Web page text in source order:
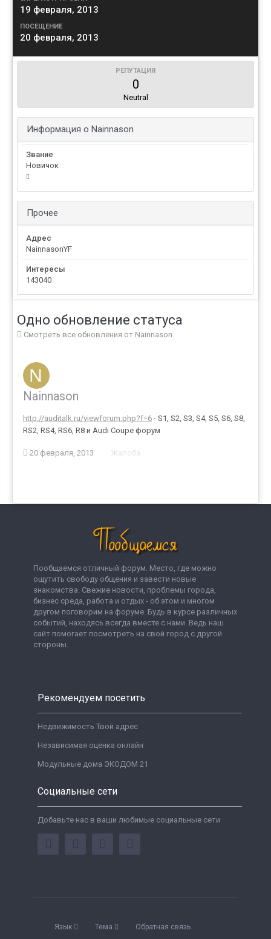
19 февраля, 2013
ПОСЕЩЕНИЕ
20 февраля, 2013
РЕПУТАЦИЯ
0
Neutral
Информация о Nainnason
Звание
Новичок
Прочее
Адрес
NainnasonYF
Интересы
143040
Одно обновление статуса
Смотреть все обновления от Nainnason
Nainnason
http://auditalk.ru/viewforum.php?f=6 - S1, S2, S3, S4, S5, S6, S8,
RS2, RS4, RS6, R8 и Audi Coupe форум
20 февраля, 2013 Жалоба
Пообщаемся отличный форум. Место, где можно
ощутить свободу общения и завести новые
знакомства. Свежие новости, проблемы города,
бизнес среда, работа и отдых - об этом и многом
другом поговорим на форуме. Будь в курсе различных
событий, находясь всегда вместе с нами. Ведь наш
сайт помогает посмотреть на свой город с другой
стороны.
Рекомендуем посетить
Недвижимость Твой адрес
Независимая оценка онлайн
Модульные дома ЭКОДОМ 21
Социальные сети
Добавьте нас в ваши любимые социальные сети
Язык Тема Обратная связь